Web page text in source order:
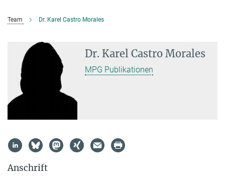
Team Dr. Karel Castro Morales
Dr. Karel Castro Morales
MPG Publikationen
Anschrift